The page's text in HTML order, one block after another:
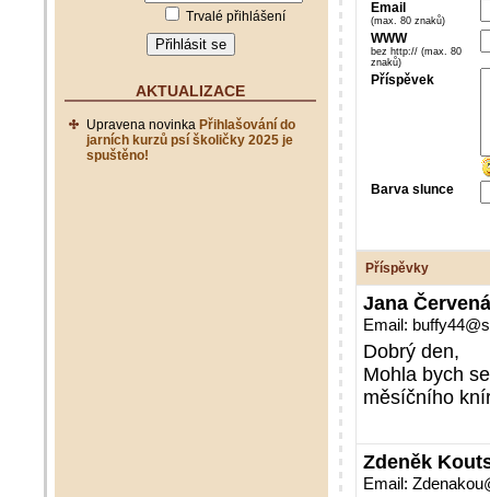
Email
(max. 80 znaků)
WWW
bez http:// (max. 80
znaků)
Příspěvek
Barva slunce
Příspěvky
Jana Červená
Email:
Dobrý den,
Mohla bych
měsíčního
Zdeněk
Email:
Trvalé přihlášení
AKTUALIZACE
Upravena novinka Přihlašování do
jarních kurzů psí školičky 2025 je
spuštěno!